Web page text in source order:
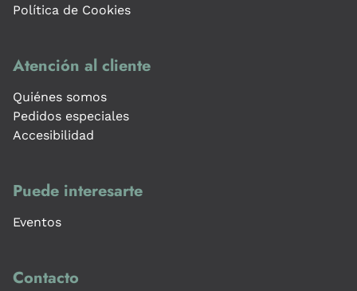
Política de Cookies
Atención al cliente
Quiénes somos
Pedidos especiales
Accesibilidad
Puede interesarte
Eventos
Contacto